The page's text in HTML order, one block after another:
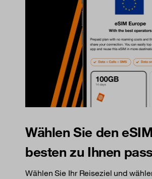
Wählen Sie den
besten zu Ihnen
Wählen Sie Ihr Reiseziel und